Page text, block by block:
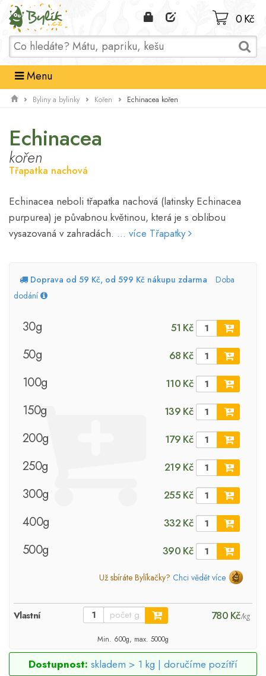
Domů
0 Kč
Menu
Byliny a bylinky Kořen Echinacea kořen
Echinacea
kořen
Třapatka nachová
Echinacea neboli třapatka nachová (latinsky Echinacea
purpurea) je půvabnou květinou, která je s oblibou
vysazovaná v zahradách. ... více Třapatky
Doprava od 59 Kč, od 599 Kč nákupu zdarma
Doba
dodání
30g 51 Kč
50g 68 Kč
100g 110 Kč
150g 139 Kč
200g 179 Kč
250g 219 Kč
300g 255 Kč
400g 332 Kč
500g 390 Kč
Už sbíráte Bylíkačky? Chci vědět více
Vlastní 780 Kč/kg
Min. 600g, max. 5000g
Dostupnost: skladem > 1 kg | doručíme pozítří